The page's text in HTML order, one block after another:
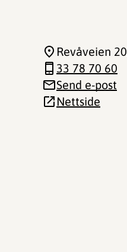
Revåveien 20
33 78 70 60
Send e-post
Nettside